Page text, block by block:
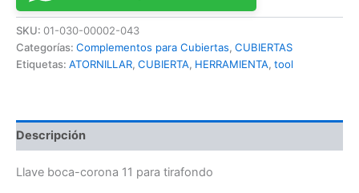
SKU: 01-030-00002-043
Categorías: Complementos para Cubiertas, CUBIERTAS
Etiquetas: ATORNILLAR, CUBIERTA, HERRAMIENTA, tool
Descripción
Llave boca-corona 11 para tirafondo